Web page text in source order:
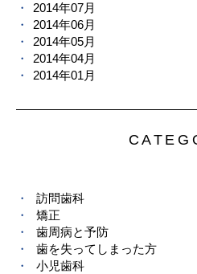
2014年07月
2014年06月
2014年05月
2014年04月
2014年01月
訪問歯科
矯正
歯周病と予防
歯を失ってしまった方
小児歯科